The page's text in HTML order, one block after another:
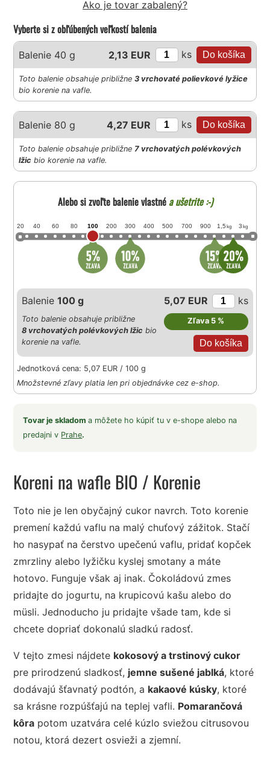
Ako je tovar zabalený?
Vyberte si z obľúbených veľkostí balenia
Balenie 40 g 2,13 EUR ks
Toto balenie obsahuje približne3 vrchovaté polievkové lyžice
bio korenie na vafle.
Balenie 80 g 4,27 EUR ks
Toto balenie obsahuje približne 7 vrchovatých polévkových
lžic bio korenie na vafle.
Alebo si zvoľte balenie vlastnéa ušetrite :-)
20 40 60 80 100 200 300 400 500 700 900 1,5 kg 3 kg
Balenie100 g 5,07 EUR ks
Zľava 5 %
Toto balenie obsahuje približne
8 vrchovatých polévkových lžic bio
korenie na vafle.
Jednotková cena: 5,07 EUR / 100 g
Množstevné zľavy platia len pri objednávke cez e-shop.
Tovar je skladoma môžete ho kúpiť tu v e-shope alebo na
predajni v Prahe.
Koreni na wafle BIO / Korenie
Toto nie je len obyčajný cukor navrch. Toto korenie
premení každú vaflu na malý chuťový zážitok. Stačí
ho nasypať na čerstvo upečenú vaflu, pridať kopček
zmrzliny alebo lyžičku kyslej smotany a máte
hotovo. Funguje však aj inak. Čokoládovú zmes
pridajte do jogurtu, na krupicovú kašu alebo do
müsli. Jednoducho ju pridajte všade tam, kde si
chcete dopriať dokonalú sladkú radosť.
V tejto zmesi nájdete kokosový a trstinový cukor
pre prirodzenú sladkosť, jemne sušené jablká, ktoré
dodávajú šťavnatý podtón, a kakaové kúsky, ktoré
sa krásne rozpúšťajú na teplej vafli. Pomarančová
kôra potom uzatvára celé kúzlo sviežou citrusovou
notou, ktorá dezert osvieži a zjemní.